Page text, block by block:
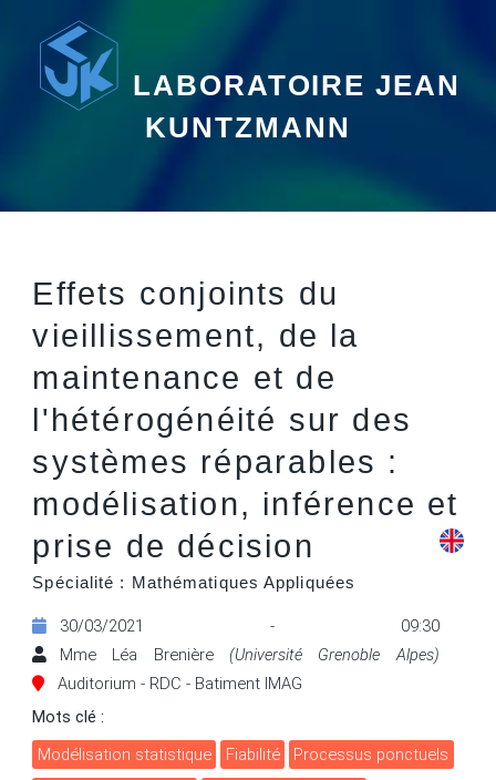
LABORATOIRE JEAN
KUNTZMANN
Effets conjoints du
vieillissement, de la
maintenance et de
l'hétérogénéité sur des
systèmes réparables :
modélisation, inférence et
prise de décision
Spécialité : Mathématiques Appliquées
30/03/2021 - 09:30
Mme Léa Brenière(Université Grenoble Alpes)
Auditorium - RDC - Batiment IMAG
Mots clé :
modélisation statistique
fiabilité
processus ponctuels